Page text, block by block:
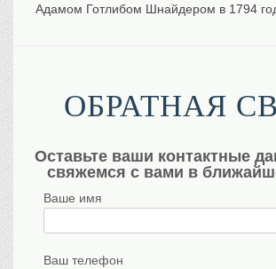
Адамом Готлибом Шнайдером в 1794
ОБРАТНАЯ
Оставьте ваши контактные
свяжемся с вами в
Ваше имя
Ваш телефон